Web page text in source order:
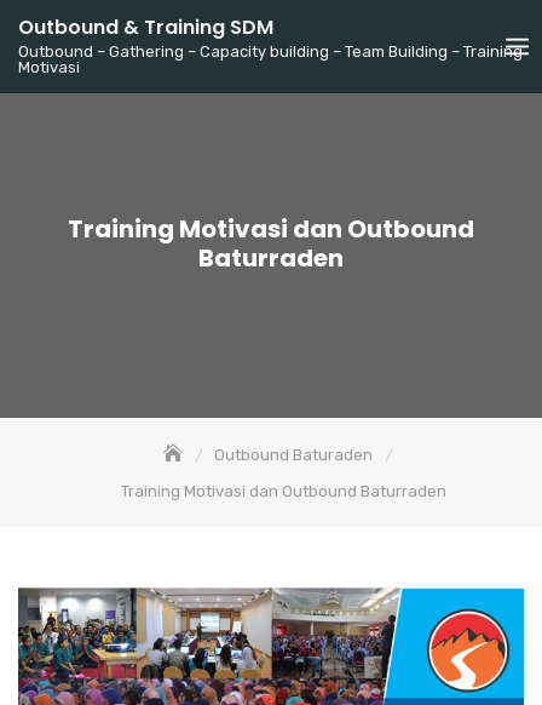
content
Outbound & Training SDM
Outbound – Gathering – Capacity building – Team Building – Training
Motivasi
Training Motivasi dan Outbound
Baturraden
Outbound Baturaden
Training Motivasi dan Outbound Baturraden